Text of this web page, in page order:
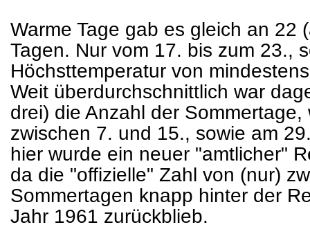
Warme Tage gab es gleich an 22
Tagen. Nur vom 17. bis zum 23.,
Höchsttemperatur von
Weit überdurchschnittlich war
drei) die Anzahl der
zwischen 7. und 15., sowie am
hier wurde ein neuer "amtlicher"
da die "offizielle" Zahl von (nur)
Sommertagen knapp hinter der
Jahr 1961 zurückblieb.